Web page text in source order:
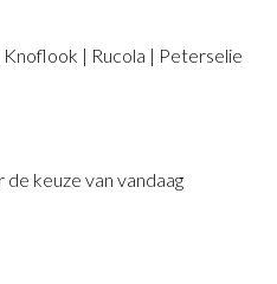
| Rucola | Peterselie
keuze van vandaag